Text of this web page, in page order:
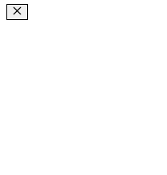
Schließen